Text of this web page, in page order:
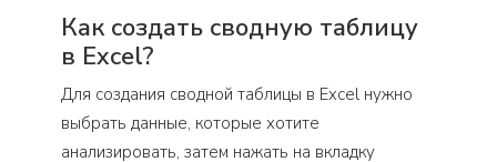
Как создать сводную таблицу
в Excel?
Для создания сводной таблицы в Excel нужно
выбрать данные, которые хотите
анализировать, затем нажать на вкладку